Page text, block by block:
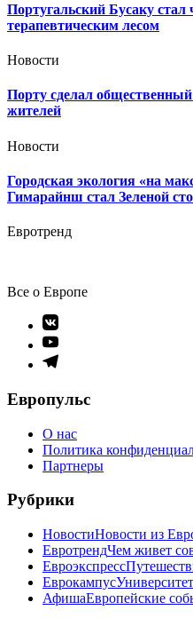
Португальский Бусаку
терапевтическим лесом
Новости
Порту сделал
жителей
Новости
Городская экология «на
Гимарайнш стал Зеленой
Евротренд
Все о Европе
Элемент
меню
Элемент
меню
Элемент
Европульс
О нас
Политика
Партнеры
Рубрики
НовостиНовости из
ЕвротрендЧем живет
Евроэкспресс
Еврокампус
АфишаЕвропейские